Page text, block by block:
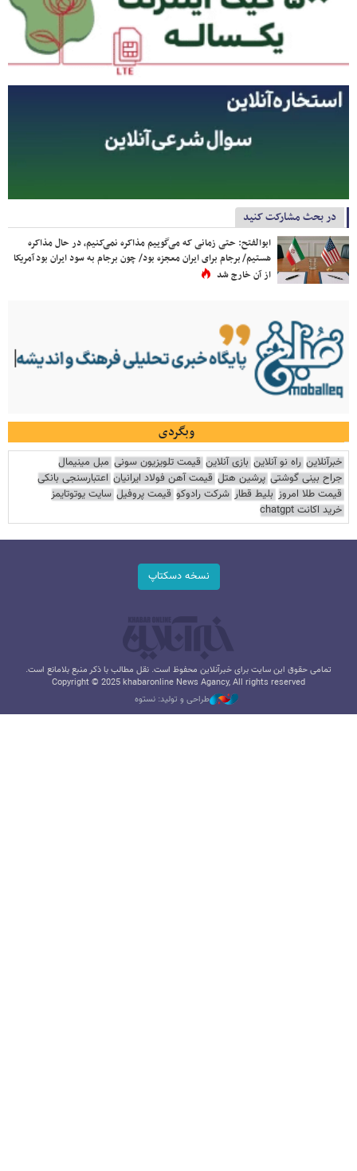
در بحث مشارکت کنید
ابوالفتح: حتی زمانی که می‌گوییم مذاکره نمی‌کنیم، در حال مذاکره
هستیم/ برجام برای ایران معجزه بود/ چون برجام به سود ایران بود آمریکا
از آن خارج شد
وبگردی
خبرآنلاین راه نو آنلاین بازی آنلاین قیمت تلویزیون سونی مبل مینیمال
جراح بینی گوشتی پرشین هتل قیمت آهن فولاد ایرانیان اعتبارسنجی بانکی
قیمت طلا امروز بلیط قطار شرکت رادوکو قیمت پروفیل سایت یوتوتایمز
خرید اکانت chatgpt
نسخه دسکتاپ
تمامی حقوق این سایت برای خبرآنلاین محفوظ است. نقل مطالب با ذکر منبع بلامانع است.
Copyright © 2025 khabaronline News Agancy, All rights reserved
طراحی و تولید: نستوه